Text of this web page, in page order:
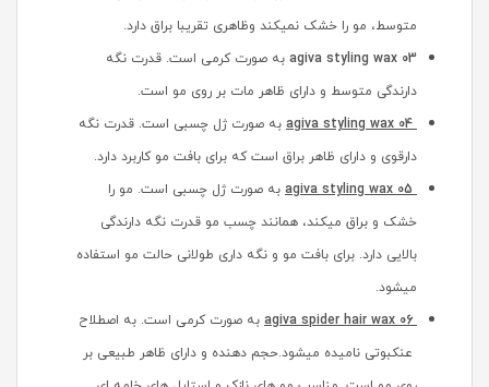
متوسط، مو را خشک نمیکند وظاهری تقریبا براق دارد.
agiva styling wax 03 به صورت کرمی است. قدرت نگه
دارندگی متوسط و دارای ظاهر مات بر روی مو است.
به صورت ژل چسبی است. قدرت نگه
دارقوی و دارای ظاهر براق است که برای بافت مو کاربرد دارد.
به صورت ژل چسبی است. مو را
خشک و براق میکند، همانند چسب مو قدرت نگه دارندگی
بالایی دارد. برای بافت مو و نگه داری طولانی حالت مو استفاده
میشود.
agiva spider hair wax 06
به صورت کرمی است. به اصطلاح
عنکبوتی نامیده میشود.حجم دهنده و دارای ظاهر طبیعی بر